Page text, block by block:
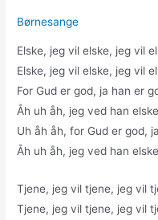
Børnesange
Elske, jeg vil elske, jeg vil
Elske, jeg vil elske, jeg vil
For Gud er god, ja han er
Åh uh åh, jeg ved han
Uh åh åh, for Gud er god,
Åh uh åh, jeg ved han
Tjene, jeg vil tjene, jeg vil
Tjene, jeg vil tjene, jeg vil